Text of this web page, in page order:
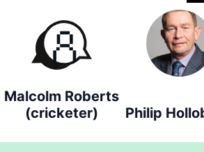
Malcolm Roberts
(cricketer)
Philip